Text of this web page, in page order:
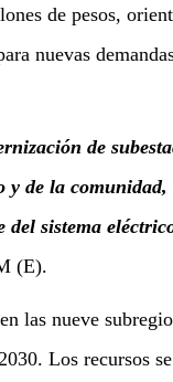
de pesos,
nuevas
de
de la
del sistema
(E).
las nueve
Los recursos